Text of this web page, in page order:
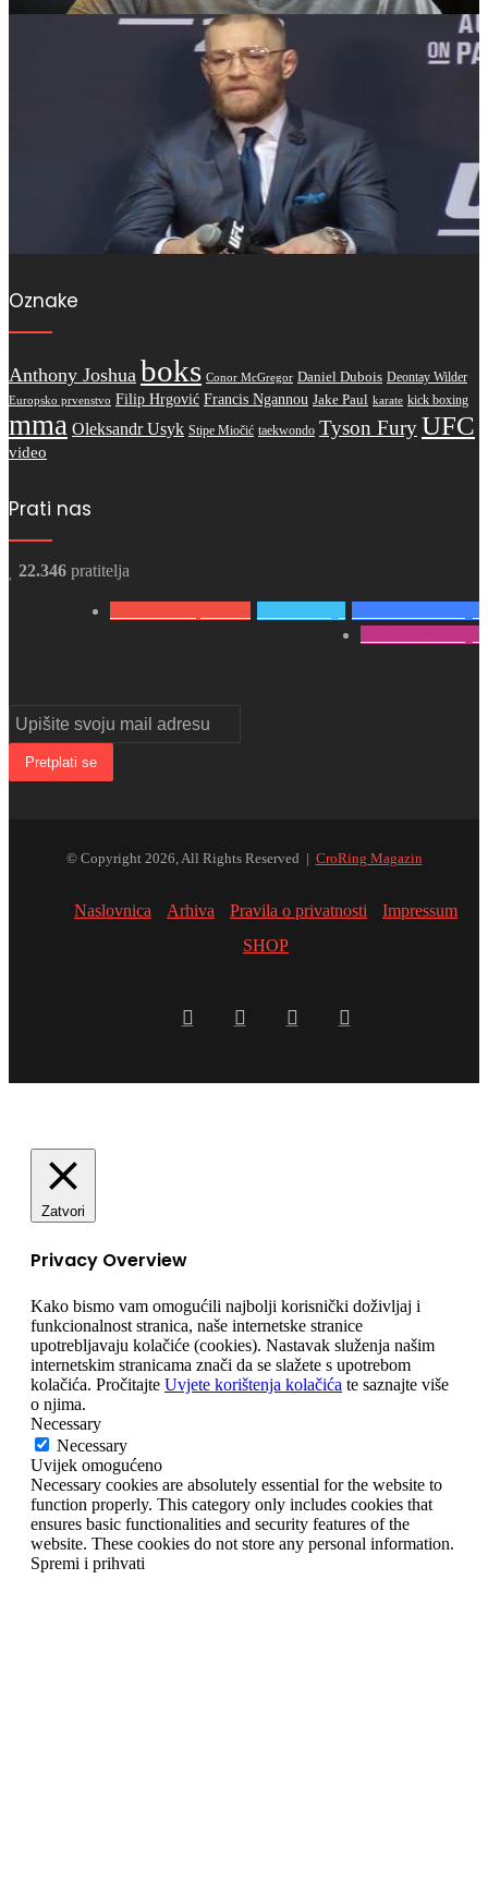
Oznake
Anthony Joshua boks Conor McGregor Daniel Dubois Deontay Wilder
Europsko prvenstvo Filip Hrgović Francis Ngannou Jake Paul karate kick boxing
mma Oleksandr Usyk Stipe Miočić taekwondo Tyson FuryUFC
video
Prati nas
22.346 pratitelja
Upišite
svoju
mail
adresu
© Copyright 2026, All Rights Reserved | CroRing Magazin
Naslovnica Arhiva Pravila o privatnosti
Impressum
SHOP
FacebookTwitter YouTube
Zatvori
Privacy Overview
Kako bismo vam omogućili najbolji korisnički doživljaj i
funkcionalnost stranica, naše internetske stranice
upotrebljavaju kolačiće (cookies). Nastavak služenja našim
internetskim stranicama znači da se slažete s upotrebom
kolačića. Pročitajte Uvjete korištenja kolačića te saznajte više
o njima.
Necessary
Necessary
Uvijek omogućeno
Necessary cookies are absolutely essential for the website to
function properly. This category only includes cookies that
ensures basic functionalities and security features of the
website. These cookies do not store any personal information.
Spremi i prihvati